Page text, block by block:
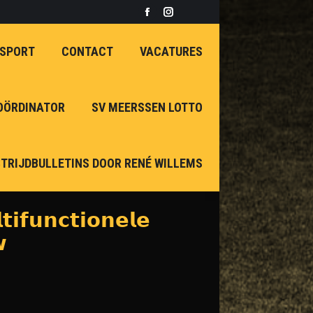
Facebook
opens
window
Instagram
opens
window
CONTACT VACATURES
SV MEERSSEN LOTTO
DOOR RENÉ WILLEMS